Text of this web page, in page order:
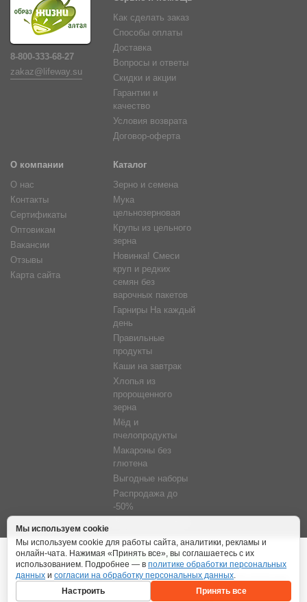
8-800-333-68-27
zakaz@lifeway.su
Как сделать заказ
Способы оплаты
Доставка
Вопросы и ответы
Скидки и акции
Гарантии и
качество
Условия возврата
Договор-оферта
О компании
О нас
Контакты
Сертификаты
Оптовикам
Вакансии
Отзывы
Карта сайта
Каталог
Зерно и семена
Мука
цельнозерновая
Крупы из цельного
зерна
Новинка! Смеси
круп и редких
семян без
варочных пакетов
Гарниры На каждый
день
Правильные
продукты
Каши на завтрак
Хлопья из
пророщенного
зерна
Мёд и
пчелопродукты
Макароны без
глютена
Выгодные наборы
Распродажа до
-50%
Мы принимаем
Copyright 2026 © Образ Жизни Политика обработки персональных
Согласие на обработку персональных данных
Мы используем cookie
Мы используем cookie для работы сайта, аналитики, рекламы и
онлайн-чата. Нажимая «Принять все», вы соглашаетесь с их
использованием. Подробнее — в политике обработки персональных
данных и согласии на обработку персональных данных.
Настроить
Принять все